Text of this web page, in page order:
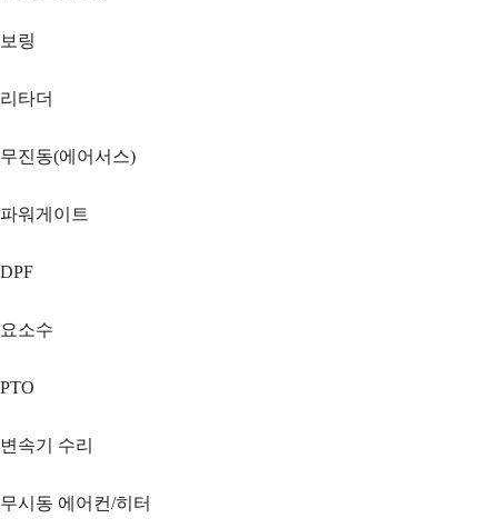
보링
리타더
무진동(에어서스)
파워게이트
DPF
요소수
PTO
변속기 수리
무시동 에어컨/히터